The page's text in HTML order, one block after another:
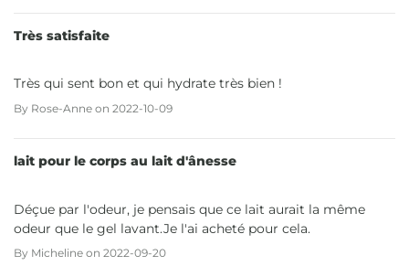
Très satisfaite
Très qui sent bon et qui hydrate très bien !
By Rose-Anne on 2022-10-09
lait pour le corps au lait d'ânesse
Déçue par l'odeur, je pensais que ce lait aurait la même
odeur que le gel lavant.Je l'ai acheté pour cela.
By Micheline on 2022-09-20